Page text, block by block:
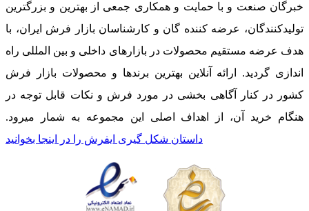
خبرگان صنعت و با حمایت و همکاری جمعی از بهترین و بزرگترین
تولیدکنندگان، عرضه کننده گان و کارشناسان بازار فرش ایران، با
هدف عرضه مستقیم محصولات در بازارهای داخلی و بین المللی راه
اندازی گردید. ارائه آنلاین بهترین برندها و محصولات بازار فرش
کشور در کنار آگاهی بخشی در مورد فرش و نکات قابل توجه در
هنگام خرید آن، از اهداف اصلی این مجموعه به شمار میرود.
داستان شکل گیری ایفرش را در اینجا بخوانید